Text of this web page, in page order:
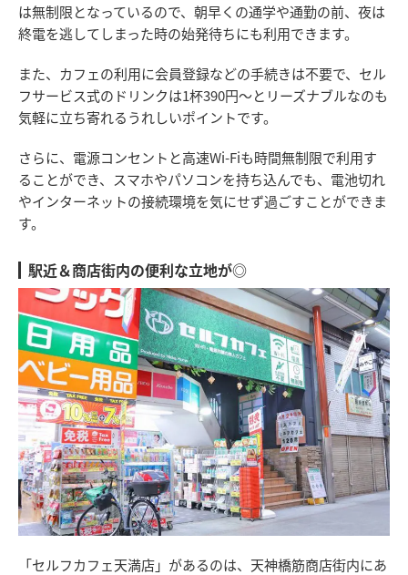
は無制限となっているので、朝早くの通学や通勤の前、夜は
終電を逃してしまった時の始発待ちにも利用できます。
また、カフェの利用に会員登録などの手続きは不要で、セル
フサービス式のドリンクは1杯390円～とリーズナブルなのも
気軽に立ち寄れるうれしいポイントです。
さらに、電源コンセントと高速Wi-Fiも時間無制限で利用す
ることができ、スマホやパソコンを持ち込んでも、電池切れ
やインターネットの接続環境を気にせず過ごすことができま
す。
駅近＆商店街内の便利な立地が◎
「セルフカフェ天満店」があるのは、天神橋筋商店街内にあ